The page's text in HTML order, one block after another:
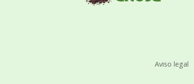
Aviso legal